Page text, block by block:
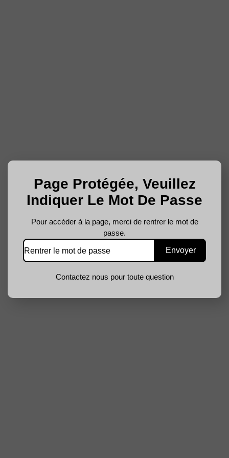
Page Protégée, Veuillez
Indiquer Le Mot De Passe
Pour accéder à la page, merci de rentrer le mot de
passe.
Contactez nous pour toute question